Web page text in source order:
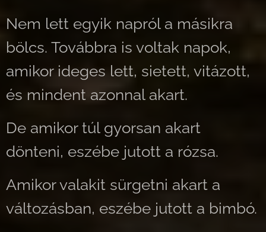
Nem lett egyik napról a másikra
bölcs. Továbbra is voltak napok,
amikor ideges lett, sietett, vitázott,
és mindent azonnal akart.
De amikor túl gyorsan akart
dönteni, eszébe jutott a rózsa.
Amikor valakit sürgetni akart a
változásban, eszébe jutott a bimbó.